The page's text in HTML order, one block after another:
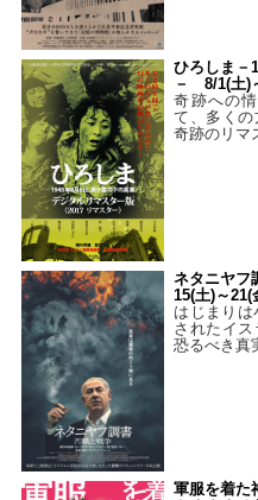
ひろしま－
－ 8/1(土)
奇跡への
て、多くの
奇跡のリマ
ネタニヤ
15(土)～21(
はじまり
されたイ
恐るべき真
軍服を着